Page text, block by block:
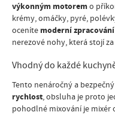
výkonným motoremo
krémy, omáčky, pyré,
oceníte moderní zpracování
nerezové nohy, která stojí
Vhodný do každé
Tento nenáročný a
rychlost, obsluha je proto
pohodlné mixování je mixér